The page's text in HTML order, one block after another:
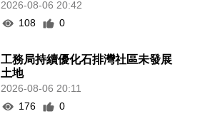
2026-08-06 20:42
108
0
工務局持續優化石排灣社區未發展
土地
2026-08-06 20:11
176
0